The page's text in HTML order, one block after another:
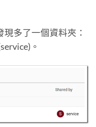
多了一個資料夾：
。